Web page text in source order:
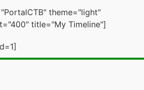
theme="light"
title="My Timeline"]